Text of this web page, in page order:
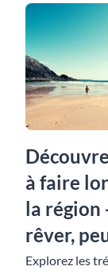
à faire
la région
rêver,
Explorez les